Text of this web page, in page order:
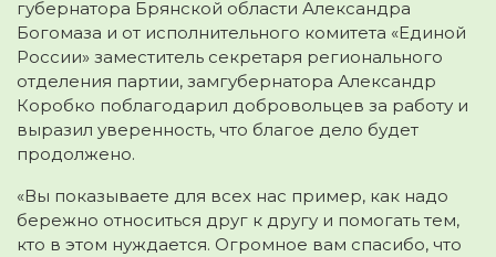
губернатора Брянской области Александра
Богомаза и от исполнительного комитета «Единой
России» заместитель секретаря регионального
отделения партии, замгубернатора Александр
Коробко поблагодарил добровольцев за работу и
выразил уверенность, что благое дело будет
продолжено.
«Вы показываете для всех нас пример, как надо
бережно относиться друг к другу и помогать тем,
кто в этом нуждается. Огромное вам спасибо, что